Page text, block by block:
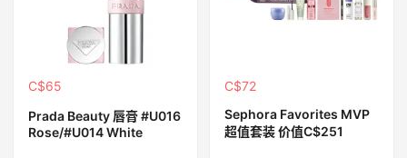
C$65
Prada Beauty 唇膏 #U016
Rose/#U014 White
C$72
Sephora Favorites MVP
超值套装 价值C$251